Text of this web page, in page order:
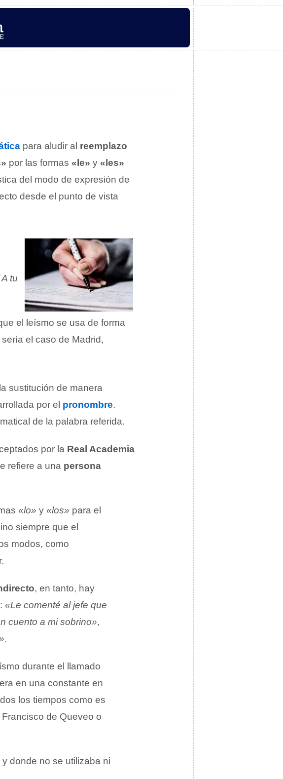
para aludir al reemplazo
por las formas «le» y «les»
del modo de expresión de
desde el punto de vista
tu
el leísmo se usa de forma
el caso de Madrid,
sustitución de manera
por el pronombre.
de la palabra referida.
por la Real Academia
refiere a una persona
«lo» y «los» para el
siempre que el
modos, como
, en tanto, hay
«Le comenté al jefe que
cuento a mi sobrino»,
.
durante el llamado
en una constante en
los tiempos como es
de Queveo o
donde no se utilizaba ni